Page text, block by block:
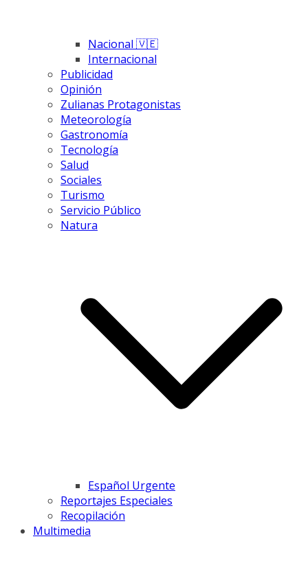
Nacional 🇻🇪
Internacional
Publicidad
Opinión
Zulianas Protagonistas
Meteorología
Gastronomía
Tecnología
Salud
Sociales
Turismo
Servicio Público
Natura
Español Urgente
Reportajes Especiales
Recopilación
Multimedia